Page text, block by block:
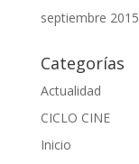
septiembre 2015
Categorías
Actualidad
CICLO CINE
Inicio